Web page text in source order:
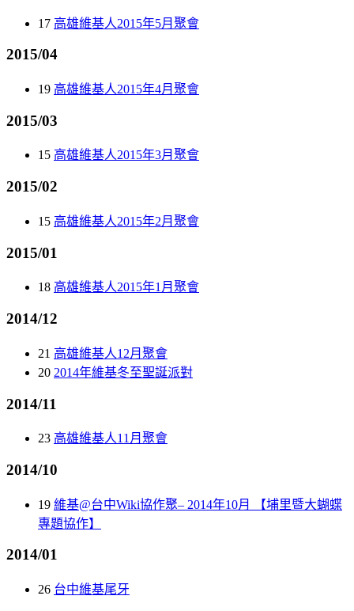
17 高雄維基人2015年5月聚會
2015/04
19 高雄維基人2015年4月聚會
2015/03
15 高雄維基人2015年3月聚會
2015/02
15 高雄維基人2015年2月聚會
2015/01
18 高雄維基人2015年1月聚會
2014/12
21 高雄維基人12月聚會
20 2014年維基冬至聖誕派對
2014/11
23 高雄維基人11月聚會
2014/10
19 維基@台中Wiki協作聚– 2014年10月 【埔里暨大蝴蝶
專題協作】
2014/01
26 台中維基尾牙